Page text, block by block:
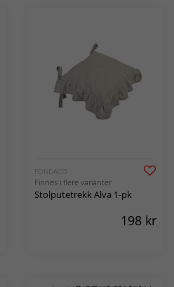
FONDACO
Finnes i flere varianter
Stolputetrekk Alva 1-pk
198 kr